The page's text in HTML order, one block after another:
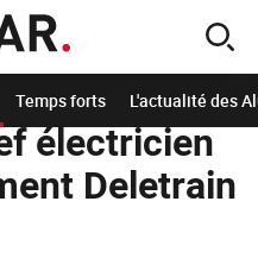
électricien
Deletrain
Temps forts L'actualité des